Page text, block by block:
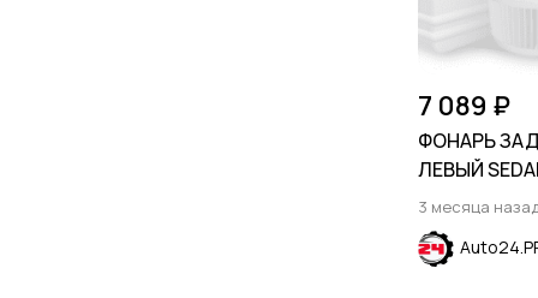
7 089 ₽
ФОНАРЬ
ЛЕВЫЙ
CRUZE 2015-
3 месяца